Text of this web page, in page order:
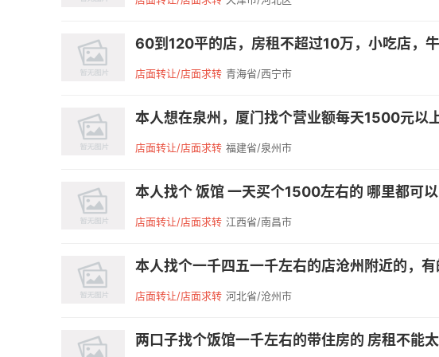
60到120平的店，房租不超过10万，小吃店，
店面转让/店面求转 青海省/西宁市
本人想在泉州，厦门找个营业额每天1500元以
店面转让/店面求转 福建省/泉州市
本人找个 饭馆 一天买个1500左右的 哪里都可
店面转让/店面求转 江西省/南昌市
本人找个一千四五一千左右的店沧州附近的，
店面转让/店面求转 河北省/沧州市
两口子找个饭馆一千左右的带住房的 房租不能